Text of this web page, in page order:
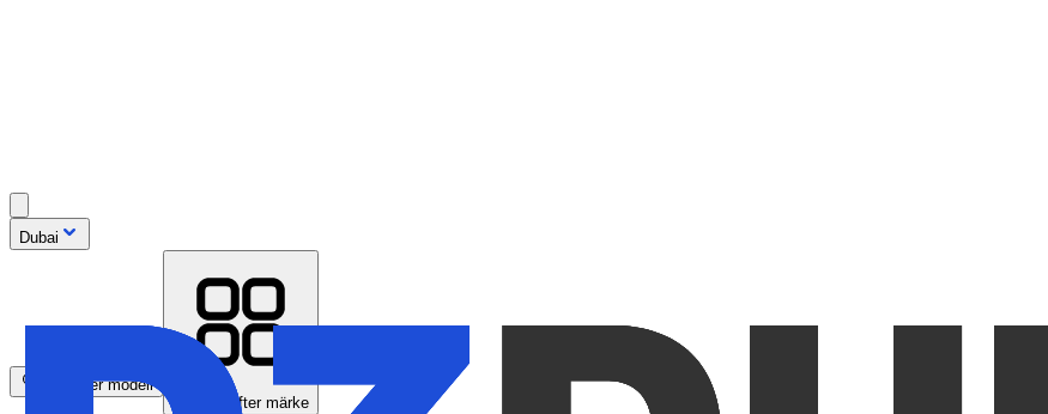
Dubai
Sök efter modell
Bläddra efter märke